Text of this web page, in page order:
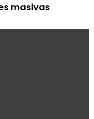
masivas